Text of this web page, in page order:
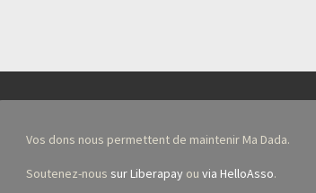
Vos dons nous permettent de maintenir Ma Dada.
Soutenez-nous sur Liberapayou via HelloAsso.